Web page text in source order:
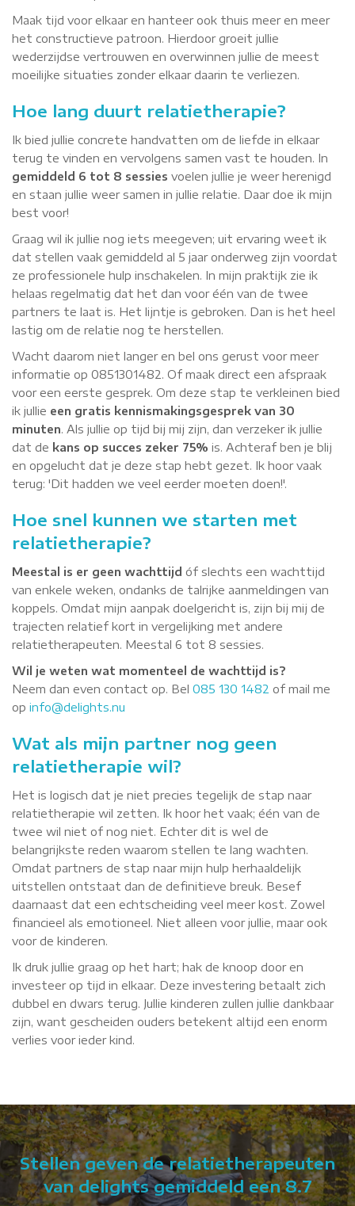
Maak tijd voor elkaar en hanteer ook thuis meer en meer
het constructieve patroon. Hierdoor groeit jullie
wederzijdse vertrouwen en overwinnen jullie de meest
moeilijke situaties zonder elkaar daarin te verliezen.
Hoe lang duurt relatietherapie?
Ik bied jullie concrete handvatten om de liefde in elkaar
terug te vinden en vervolgens samen vast te houden. In
gemiddeld 6 tot 8 sessies voelen jullie je weer herenigd
en staan jullie weer samen in jullie relatie. Daar doe ik mijn
best voor!
Graag wil ik jullie nog iets meegeven; uit ervaring weet ik
dat stellen vaak gemiddeld al 5 jaar onderweg zijn voordat
ze professionele hulp inschakelen. In mijn praktijk zie ik
helaas regelmatig dat het dan voor één van de twee
partners te laat is. Het lijntje is gebroken. Dan is het heel
lastig om de relatie nog te herstellen.
Wacht daarom niet langer en bel ons gerust voor meer
informatie op 0851301482. Of maak direct een afspraak
voor een eerste gesprek. Om deze stap te verkleinen bied
ik jullie een gratis kennismakingsgesprek van 30
minuten. Als jullie op tijd bij mij zijn, dan verzeker ik jullie
dat de kans op succes zeker 75% is. Achteraf ben je blij
en opgelucht dat je deze stap hebt gezet. Ik hoor vaak
terug: 'Dit hadden we veel eerder moeten doen!'.
Hoe snel kunnen we starten met
relatietherapie?
Meestal is er geen wachttijd óf slechts een wachttijd
van enkele weken, ondanks de talrijke aanmeldingen van
koppels. Omdat mijn aanpak doelgericht is, zijn bij mij de
trajecten relatief kort in vergelijking met andere
relatietherapeuten. Meestal 6 tot 8 sessies.
Wil je weten wat momenteel de wachttijd is?
Neem dan even contact op. Bel 085 130 1482 of mail me
op info@delights.nu
Wat als mijn partner nog geen
relatietherapie wil?
Het is logisch dat je niet precies tegelijk de stap naar
relatietherapie wil zetten. Ik hoor het vaak; één van de
twee wil niet of nog niet. Echter dit is wel de
belangrijkste reden waarom stellen te lang wachten.
Omdat partners de stap naar mijn hulp herhaaldelijk
uitstellen ontstaat dan de definitieve breuk. Besef
daarnaast dat een echtscheiding veel meer kost. Zowel
financieel als emotioneel. Niet alleen voor jullie, maar ook
voor de kinderen.
Ik druk jullie graag op het hart; hak de knoop door en
investeer op tijd in elkaar. Deze investering betaalt zich
dubbel en dwars terug. Jullie kinderen zullen jullie dankbaar
zijn, want gescheiden ouders betekent altijd een enorm
verlies voor ieder kind.
Stellen geven de relatietherapeuten
van delights gemiddeld een 8.7